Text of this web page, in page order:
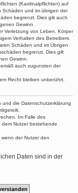
(Kardinalpflichten) auf
Schäden und im übrigen der
begrenzt. Dies gilt auch
Gewinn.
Verletzung von Leben, Körper
Verhalten des Betreibers
Schäden und im Übrigen
begrenzt. Dies gilt
Gewinn.
auch zugunsten der
Recht bleiben unberührt.
die Datenschutzerklärung
Im Falle des
dem Nutzer bestehende
der Nutzer den
Daten sind in der